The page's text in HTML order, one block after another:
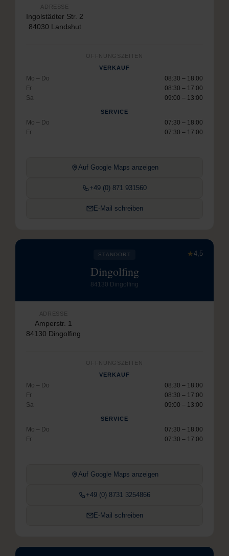
ADRESSE
Ingolstädter Str. 2
84030 Landshut
ÖFFNUNGSZEITEN
VERKAUF
Mo – Do
08:30 – 18:00
Fr
08:30 – 17:00
Sa
09:00 – 13:00
SERVICE
Mo – Do
07:30 – 18:00
Fr
07:30 – 17:00
Auf Google Maps anzeigen
+49 (0) 871 931560
E-Mail schreiben
★4,5
STANDORT
Dingolfing
84130 Dingolfing
ADRESSE
Amperstr. 1
84130 Dingolfing
ÖFFNUNGSZEITEN
VERKAUF
Mo – Do
08:30 – 18:00
Fr
08:30 – 17:00
Sa
09:00 – 13:00
SERVICE
Mo – Do
07:30 – 18:00
Fr
07:30 – 17:00
Auf Google Maps anzeigen
+49 (0) 8731 3254866
E-Mail schreiben